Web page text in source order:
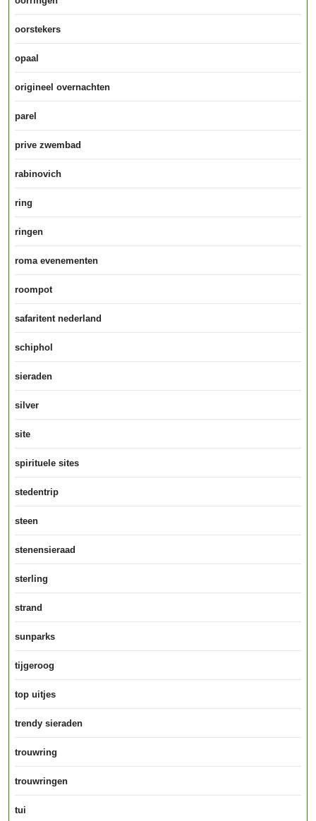
oorstekers
opaal
origineel overnachten
parel
prive zwembad
rabinovich
ring
ringen
roma evenementen
roompot
safaritent nederland
schiphol
sieraden
silver
site
spirituele sites
stedentrip
steen
stenensieraad
sterling
strand
sunparks
tijgeroog
top uitjes
trendy sieraden
trouwring
trouwringen
tui